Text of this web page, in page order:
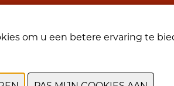
om u een betere ervaring te